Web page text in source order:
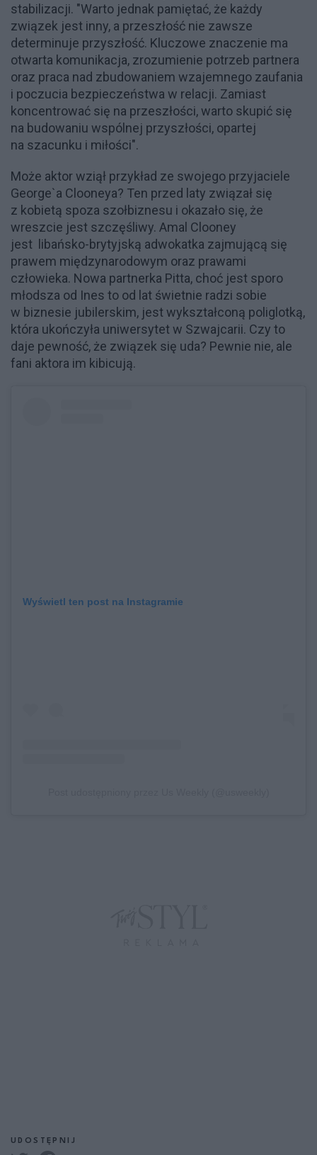
stabilizacji. "Warto jednak pamiętać, że każdy
związek jest inny, a przeszłość nie zawsze
determinuje przyszłość. Kluczowe znaczenie ma
otwarta komunikacja, zrozumienie potrzeb partnera
oraz praca nad zbudowaniem wzajemnego zaufania
i poczucia bezpieczeństwa w relacji. Zamiast
koncentrować się na przeszłości, warto skupić się
na budowaniu wspólnej przyszłości, opartej
na szacunku i miłości".
Może aktor wziął przykład ze swojego przyjaciele
George`a Clooneya? Ten przed laty związał się
z kobietą spoza szołbiznesu i okazało się, że
wreszcie jest szczęśliwy. Amal Clooney
jest libańsko-brytyjską adwokatka zajmującą się
prawem międzynarodowym oraz prawami
człowieka. Nowa partnerka Pitta, choć jest sporo
młodsza od Ines to od lat świetnie radzi sobie
w biznesie jubilerskim, jest wykształconą poliglotką,
która ukończyła uniwersytet w Szwajcarii. Czy to
daje pewność, że związek się uda? Pewnie nie, ale
fani aktora im kibicują.
Wyświetl ten post na Instagramie
UDOSTĘPNIJ